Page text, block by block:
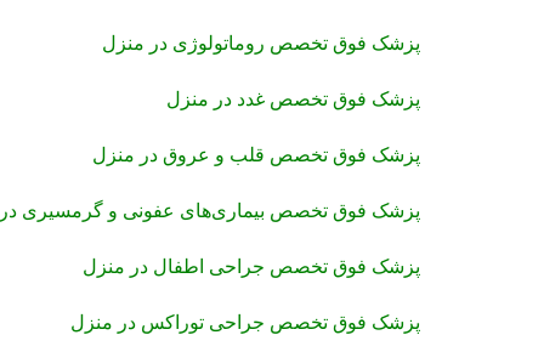
پزشک فوق تخصص روماتولوژی در منزل
پزشک فوق تخصص غدد در منزل
پزشک فوق تخصص قلب و عروق در منزل
پزشک فوق تخصص بیماری‌های عفونی و گرمسیری
پزشک فوق تخصص جراحی اطفال در منزل
پزشک فوق تخصص جراحی توراکس در منزل